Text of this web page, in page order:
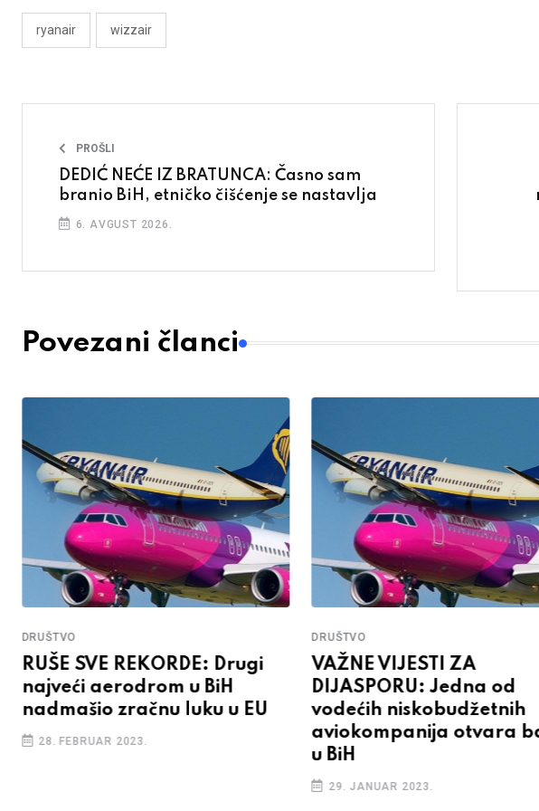
ryanair wizzair
PROŠLI
DEDIĆ NEĆE IZ BRATUNCA: Časno sam
branio BiH, etničko čišćenje se nastavlja
6. AVGUST 2026.
Povezani članci
DRUŠTVO
RUŠE SVE REKORDE: Drugi
najveći aerodrom u BiH
nadmašio zračnu luku u EU
28. FEBRUAR 2023.
DRUŠTVO
VAŽNE VIJESTI ZA
DIJASPORU: Jedna od
vodećih niskobudžetnih
aviokompanija otvara
u BiH
29. JANUAR 2023.